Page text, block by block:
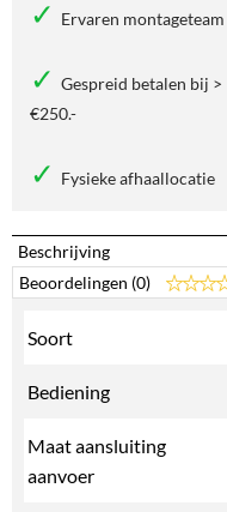
Ervaren montageteam
Gespreid betalen bij >
€250.-
Fysieke afhaallocatie
Beschrijving
Beoordelingen (0)
Soort
Bediening
Maat aansluiting
aanvoer